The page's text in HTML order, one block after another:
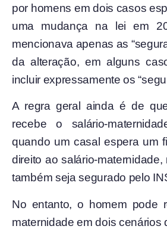
por homens em dois casos
uma mudança na lei em
mencionava apenas as
da alteração, em alguns
incluir expressamente os
A regra geral ainda é de
recebe o salário-
quando um casal espera um
direito ao salário-
também seja segurado pelo
No entanto, o homem pode
maternidade em dois cenários